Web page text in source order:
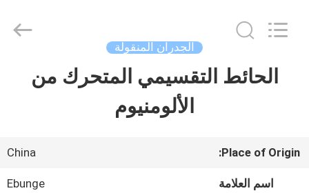
منزل،
منتجات
Material
Industrial
الجدران المنقولة
الحائط التقسيمي المتحرك من
الألومنيوم
Place of Origin:
China
اسم العلامة
Ebunge